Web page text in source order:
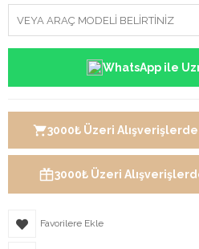
WhatsApp ile
3000₺ Üzeri Alışverişlerde
3000₺ Üzeri
Favorilere Ekle